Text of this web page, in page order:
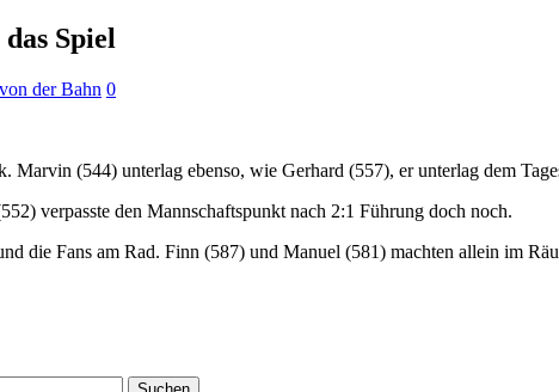
Spiel
der Bahn 0
Marvin (544) unterlag ebenso, wie Gerhard (557), er unterlag dem
verpasste den Mannschaftspunkt nach 2:1 Führung doch noch.
die Fans am Rad. Finn (587) und Manuel (581) machten allein im